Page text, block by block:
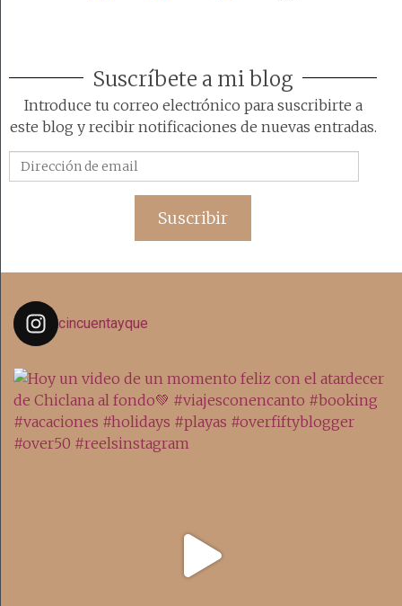
Suscríbete a mi blog
Introduce tu correo electrónico para suscribirte a
este blog y recibir notificaciones de nuevas entradas.
de
Suscribir
cincuentayque